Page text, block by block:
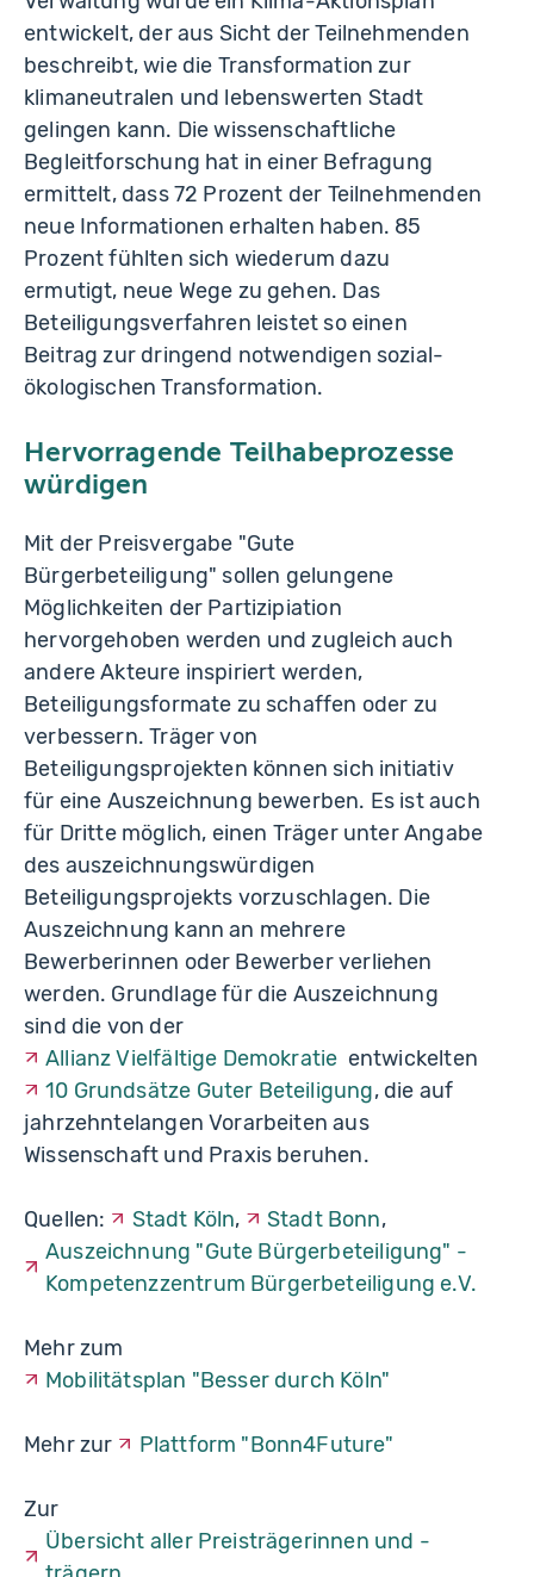
entwickelt, der aus Sicht der Teilnehmenden
beschreibt, wie die Transformation zur
klimaneutralen und lebenswerten Stadt
gelingen kann. Die wissenschaftliche
Begleitforschung hat in einer Befragung
ermittelt, dass 72 Prozent der Teilnehmenden
neue Informationen erhalten haben. 85
Prozent fühlten sich wiederum dazu
ermutigt, neue Wege zu gehen. Das
Beteiligungsverfahren leistet so einen
Beitrag zur dringend notwendigen sozial-
ökologischen Transformation.
Hervorragende Teilhabeprozesse
würdigen
Mit der Preisvergabe "Gute
Bürgerbeteiligung" sollen gelungene
Möglichkeiten der Partizipiation
hervorgehoben werden und zugleich auch
andere Akteure inspiriert werden,
Beteiligungsformate zu schaffen oder zu
verbessern. Träger von
Beteiligungsprojekten können sich initiativ
für eine Auszeichnung bewerben. Es ist auch
für Dritte möglich, einen Träger unter Angabe
des auszeichnungswürdigen
Beteiligungsprojekts vorzuschlagen. Die
Auszeichnung kann an mehrere
Bewerberinnen oder Bewerber verliehen
werden. Grundlage für die Auszeichnung
sind die von der
Allianz Vielfältige Demokratie entwickelten
10 Grundsätze Guter Beteiligung, die auf
jahrzehntelangen Vorarbeiten aus
Wissenschaft und Praxis beruhen.
Quellen: Stadt Köln, Stadt Bonn,
Auszeichnung "Gute Bürgerbeteiligung" -
Kompetenzzentrum Bürgerbeteiligung e.V.
Mehr zum
Mobilitätsplan "Besser durch Köln"
Mehr zur Plattform "Bonn4Future"
Zur
Übersicht aller Preisträgerinnen und -